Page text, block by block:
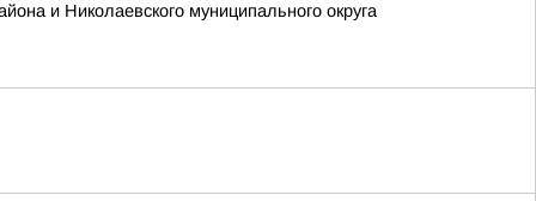
и Николаевского муниципального округа